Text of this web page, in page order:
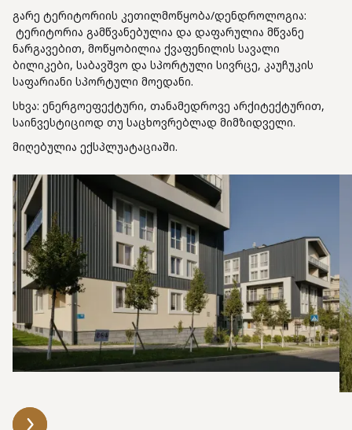
გარე ტერიტორიის კეთილმოწყობა/დენდროლოგია:
ტერიტორია გამწვანებულია და დაფარულია მწვანე
ნარგავებით, მოწყობილია ქვაფენილის სავალი
ბილიკები, საბავშვო და სპორტული სივრცე, კაუჩუკის
საფარიანი სპორტული მოედანი.
სხვა: ენერგოეფექტური, თანამედროვე არქიტექტურით,
საინვესტიციოდ თუ საცხოვრებლად მიმზიდველი.
მიღებულია ექსპლუატაციაში.